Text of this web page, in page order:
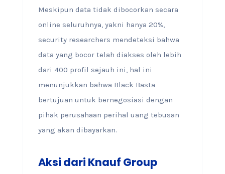
Meskipun data tidak dibocorkan secara
online seluruhnya, yakni hanya 20%,
security researchers mendeteksi bahwa
data yang bocor telah diakses oleh lebih
dari 400 profil sejauh ini, hal ini
menunjukkan bahwa Black Basta
bertujuan untuk bernegosiasi dengan
pihak perusahaan perihal uang tebusan
yang akan dibayarkan.
Aksi dari Knauf Group